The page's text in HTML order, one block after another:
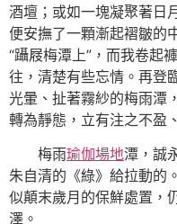
酒壇；或如一塊凝聚著日
便安撫了一顆漸起褶皺的
“躡屐梅潭上”，而我卷起
往，清楚有些忘情。再登
光暈、扯著霧紗的梅雨潭
轉為靜態，立有注之不盈
梅雨瑜伽場地潭，誠
朱自清的《綠》給拉動的
似顛末歲月的保鮮處置，
澤。